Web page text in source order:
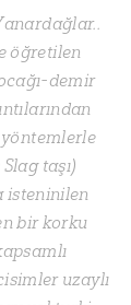
öğretilen
demir
taşı)
isteninilen
bir korku
uzaylı